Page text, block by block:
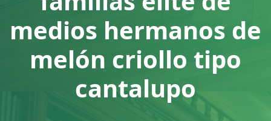
medios hermanos de
melón criollo tipo
cantalupo